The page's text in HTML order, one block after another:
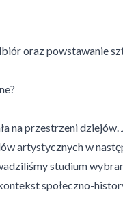
oraz powstawanie
przestrzeni
artystycznych w
studium
społeczno-